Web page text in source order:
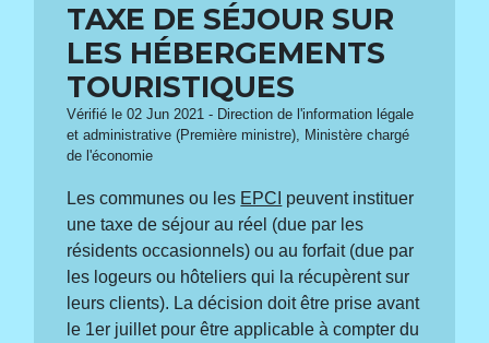
TAXE DE SÉJOUR SUR
LES HÉBERGEMENTS
TOURISTIQUES
Vérifié le 02 Jun 2021 - Direction de l'information légale
et administrative (Première ministre), Ministère chargé
de l'économie
Les communes ou les EPCI peuvent instituer
une taxe de séjour au réel (due par les
résidents occasionnels) ou au forfait (due par
les logeurs ou hôteliers qui la récupèrent sur
leurs clients). La décision doit être prise avant
le 1er juillet pour être applicable à compter du